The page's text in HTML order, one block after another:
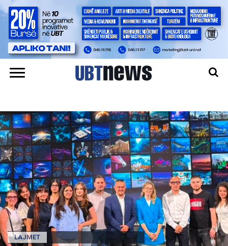
LAJMET